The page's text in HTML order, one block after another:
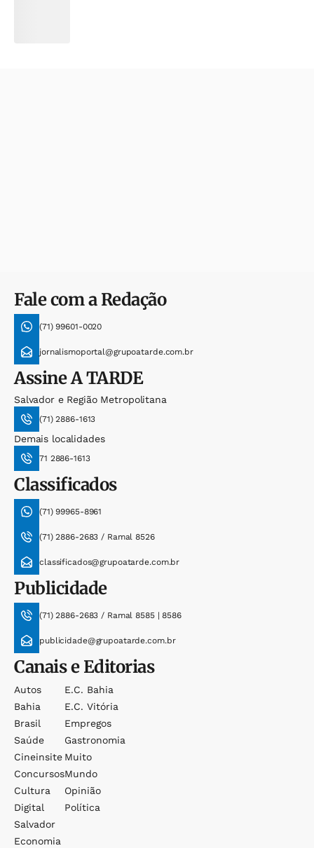
Fale com a Redação
(71) 99601-0020
jornalismoportal@grupoatarde.com.br
AssineA TARDE
Salvador e Região Metropolitana
(71) 2886-1613
Demais localidades
71 2886-1613
Classificados
(71) 99965-8961
(71) 2886-2683 / Ramal 8526
classificados@grupoatarde.com.br
Publicidade
(71) 2886-2683 / Ramal 8585 | 8586
publicidade@grupoatarde.com.br
Canais e Editorias
Autos
Bahia
Brasil
Saúde
Cineinsite
Concursos
Cultura
Digital
Salvador
Economia
E.c. Bahia
E.c. Vitória
Empregos
Gastronomia
Muito
Mundo
Opinião
Política